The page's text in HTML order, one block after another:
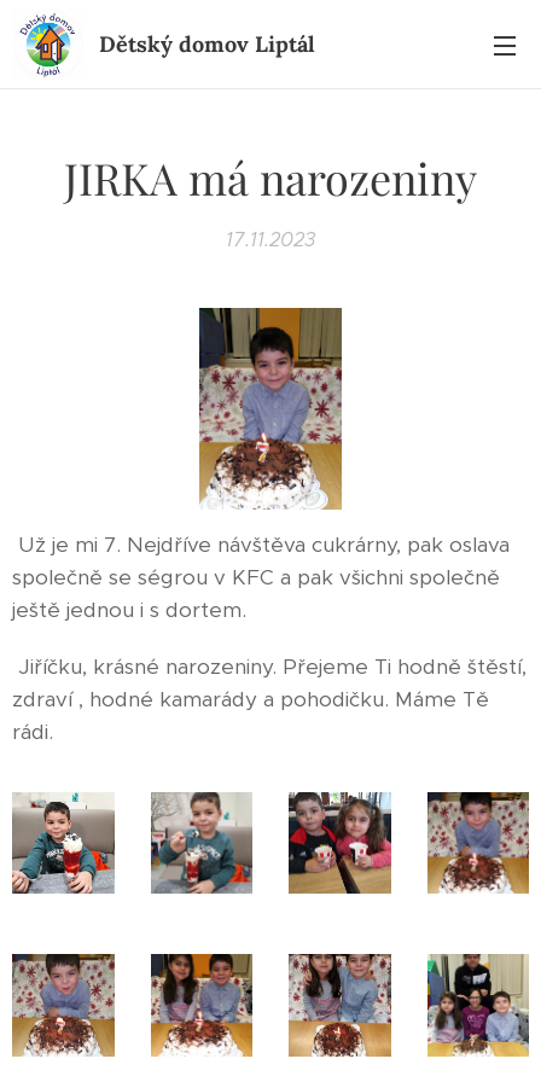
Dětský domov Liptál
JIRKA má narozeniny
17.11.2023
Už je mi 7. Nejdříve návštěva cukrárny, pak oslava
společně se ségrou v KFC a pak všichni společně
ještě jednou i s dortem.
Jiříčku, krásné narozeniny. Přejeme Ti hodně štěstí,
zdraví , hodné kamarády a pohodičku. Máme Tě
rádi.